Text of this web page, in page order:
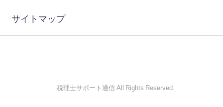
サイトマップ
© 税理士サポート通信 All Rights Reserved.